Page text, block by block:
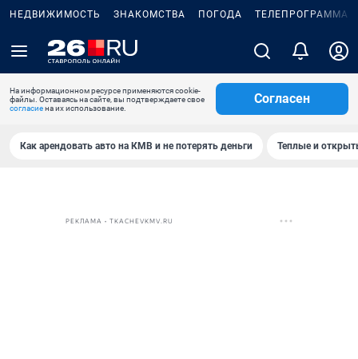
НЕДВИЖИМОСТЬ ЗНАКОМСТВА ПОГОДА ТЕЛЕПРОГРАММА
На информационном ресурсе применяются cookie-
файлы. Оставаясь на сайте, вы подтверждаете свое
согласиена их использование.
Согласен
Как арендовать авто на КМВ и не потерять деньги Теплые и
РЕКЛАМА • TKACHEVKMV.RU